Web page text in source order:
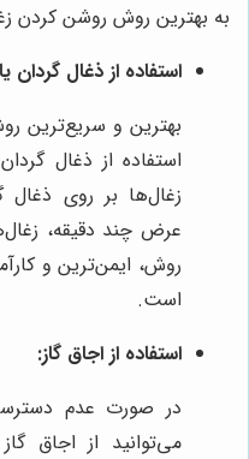
به بهترین روش روشن کردن
استفاده از ذغال گردان
بهترین و سریع‌ترین
استفاده از ذغال
زغال‌ها بر روی ذغال
عرض چند دقیقه،
روش، ایمن‌ترین و
است.
استفاده از اجاق گاز:
در صورت عدم
می‌توانید از اجاق